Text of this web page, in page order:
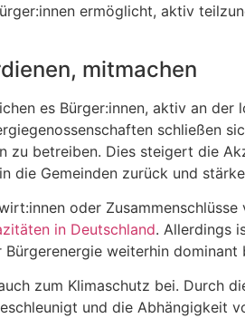
ermöglicht, aktiv
mitmachen
es Bürger:innen, aktiv an der
schließen
zu betreiben. Dies steigert die
Gemeinden zurück und
oder Zusammenschlüsse
in Deutschland. Allerdings
weiterhin dominant
zum Klimaschutz bei. Durch
und die Abhängigkeit